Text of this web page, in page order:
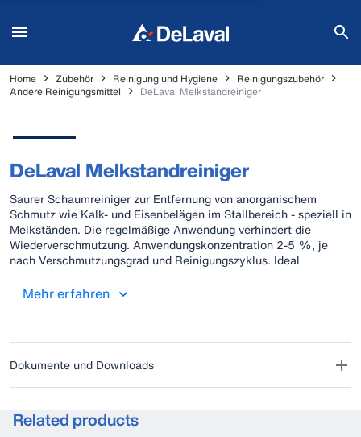
Home Zubehör Reinigung und Hygiene
Reinigungszubehör
Andere Reinigungsmittel
DeLaval Melkstandreiniger
DeLaval Melkstandreiniger
Saurer Schaumreiniger zur Entfernung von anorganischem
Schmutz wie Kalk- und Eisenbelägen im Stallbereich - speziell in
Melkständen. Die regelmäßige Anwendung verhindert die
Wiederverschmutzung. Anwendungskonzentration 2-5 %, je
nach Verschmutzungsgrad und Reinigungszyklus. Ideal
Mehr erfahren
Dokumente und Downloads
Related products